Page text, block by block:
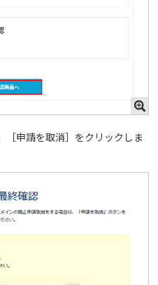
［申請を取消］をクリックしま